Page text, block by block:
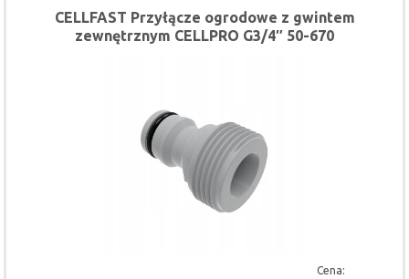
Cena:
CELLFAST Przyłącze ogrodowe z gwintem
zewnętrznym CELLPRO G3/4″ 50-670